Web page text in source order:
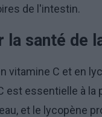
de l'intestin.
la santé de
vitamine C et en
est essentielle à
et le lycopène